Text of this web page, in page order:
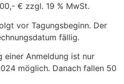
€ zzgl. 19 % MwSt.
vor Tagungsbeginn. Der
fällig.
einer Anmeldung ist nur
möglich. Danach fallen 50